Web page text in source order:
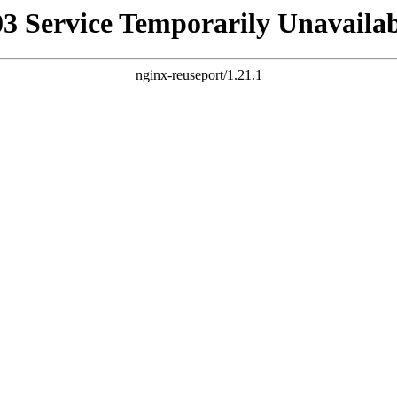
Service Temporarily
nginx-reuseport/1.21.1